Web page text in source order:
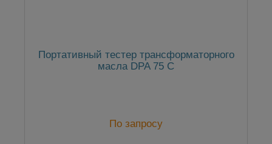
Портативный тестер трансформаторного
масла DPA 75 C
По запросу